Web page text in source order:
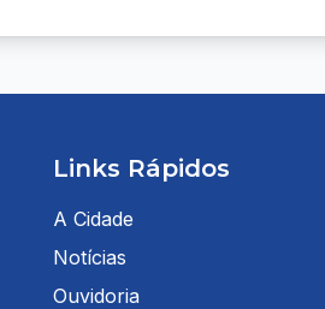
Links Rápidos
A Cidade
Notícias
Ouvidoria